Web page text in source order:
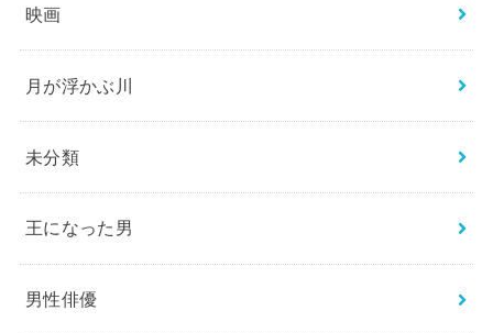
映画
月が浮かぶ川
未分類
王になった男
男性俳優